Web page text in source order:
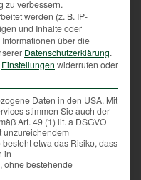
99,9
verbringen. Da sie
auf den einen,
bewegungslos
gedrückt.
zu verbessern.
werden (z. B. IP-
und Inhalte oder
über die
Datenschutzerklärung.
Einstellungen widerrufen oder
Daten in den USA. Mit
stimmen Sie auch der
Art. 49 (1) lit. a DSGVO
unzureichendem
etwa das Risiko, dass
in
ohne bestehende